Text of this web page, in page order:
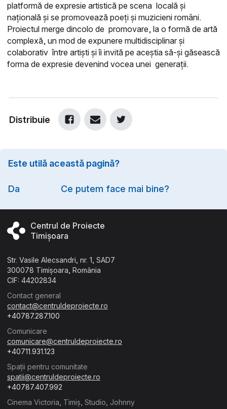
platformă de expresie artistică pe scena locală și
națională și se promovează poeți și muzicieni români.
Proiectul merge dincolo de promovare, la o formă de artă
complexă, un mod de expunere multidisciplinar și
colaborativ între artiști și îi invită pe aceștia să-și găsească
forma de expresie devenind vocea unei generații.
Distribuie
Este utilă această pagină?
Da Ce putem face mai bine?
Centrul de Proiecte
Timișoara
Str. Vasile Alecsandri, nr. 1, SAD7
300078 Timișoara, România
CIF: 44202834
Contact general
contact@centruldeproiecte.ro
+40787.287.100
Comunicare
comunicare@centruldeproiecte.ro
+40711.931.123
Spații pentru comunitate
spatii@centruldeproiecte.ro
+40787.407.992
Cinema Victoria, Timiș, Studio, Johnny